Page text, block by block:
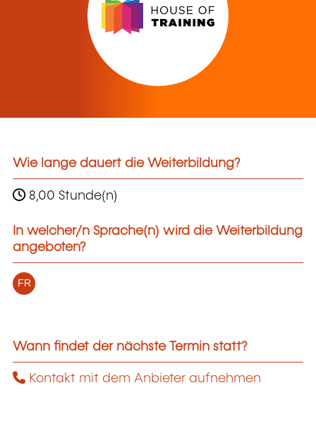
Wie lange dauert die Weiterbildung?
8,00 Stunde(n)
In welcher/n Sprache(n) wird die Weiterbildung
angeboten?
FR
Wann findet der nächste Termin statt?
Kontakt mit dem Anbieter aufnehmen